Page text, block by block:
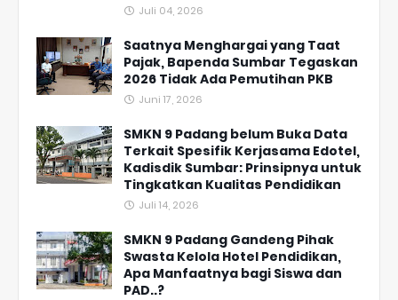
Juli 04, 2026
Saatnya Menghargai yang Taat
Pajak, Bapenda Sumbar Tegaskan
2026 Tidak Ada Pemutihan PKB
Juni 17, 2026
SMKN 9 Padang belum Buka Data
Terkait Spesifik Kerjasama Edotel,
Kadisdik Sumbar: Prinsipnya untuk
Tingkatkan Kualitas Pendidikan
Juli 14, 2026
SMKN 9 Padang Gandeng Pihak
Swasta Kelola Hotel Pendidikan,
Apa Manfaatnya bagi Siswa dan
PAD..?